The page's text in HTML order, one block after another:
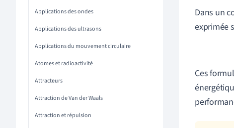
Applications des ondes
Applications des ultrasons
Applications du mouvement circulaire
Atomes et radioactivité
Attracteurs
Attraction de Van der Waals
Attraction et répulsion
Dans un
exprimée
Ces